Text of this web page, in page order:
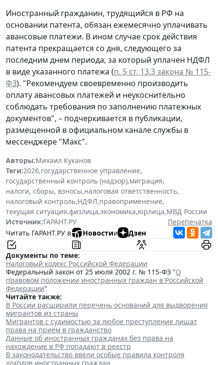
Иностранный гражданин, трудящийся в РФ на
основании патента, обязан ежемесячно уплачивать
авансовые платежи. В ином случае срок действия
патента прекращается со дня, следующего за
последним днем периода, за который уплачен НДФЛ
в виде указанного платежа (п. 5 ст. 13.3 закона № 115-
ФЗ). "Рекомендуем своевременно производить
оплату авансовых платежей и неукоснительно
соблюдать требования по заполнению платежных
документов", – подчеркивается в публикации,
размещенной в официальном канале службы в
мессенджере "Макс".
Авторы:Михаил Куканов
Теги:2026,государственное управление,
государственный контроль (надзор),миграция,
налоги, сборы, взносы,налоговая ответственность,
налоговый контроль,НДФЛ,правоприменение,
текущая ситуация,физлица,экономика,юрлица,МВД России
Источник:ГАРАНТ.РУ
Перепечатка
Читать ГАРАНТ.РУ в
Новостии Дзен
Документы по теме:
Налоговый кодекс Российской Федерации
Федеральный закон от 25 июля 2002 г. № 115-ФЗ "О
правовом положении иностранных граждан в Российской
Федерации"
Читайте также:
В России расширили перечень оснований для выдворения
мигрантов из страны
Мигрантов с судимостью за любое преступление лишат
права на прием в гражданство
Данные об иностранных гражданах без права на
нахождение в РФ попадают в реестр
В законодательство ввели особые правила контроля
доходов иностранных граждан